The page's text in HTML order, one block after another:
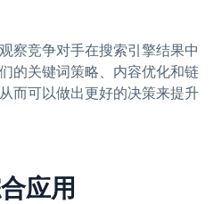
察竞争对手在搜索引擎结果中
的关键词策略、内容优化和链
而可以做出更好的决策来提升
应用